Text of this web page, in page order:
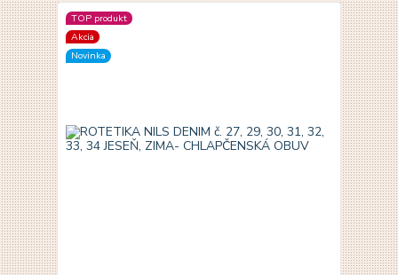
TOP produkt
Akcia
Novinka